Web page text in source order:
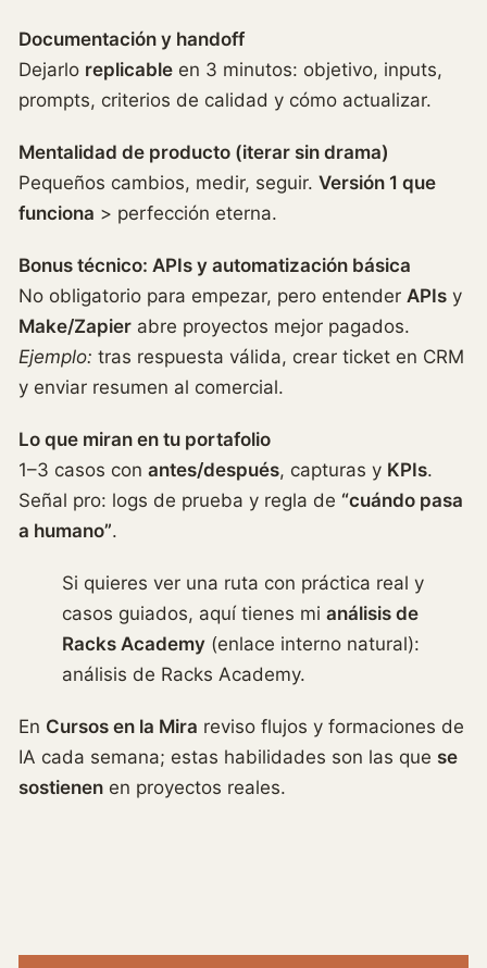
Documentación y handoff
Dejarlo replicable en 3 minutos: objetivo, inputs,
prompts, criterios de calidad y cómo actualizar.
Mentalidad de producto (iterar sin drama)
Pequeños cambios, medir, seguir. Versión 1 que
funciona > perfección eterna.
Bonus técnico: APIs y automatización básica
No obligatorio para empezar, pero entender APIs y
Make/Zapier abre proyectos mejor pagados.
Ejemplo: tras respuesta válida, crear ticket en CRM
y enviar resumen al comercial.
Lo que miran en tu portafolio
1–3 casos con antes/después, capturas y KPIs.
Señal pro: logs de prueba y regla de “cuándo pasa
a humano”.
Si quieres ver una ruta con práctica real y
casos guiados, aquí tienes mi análisis de
Racks Academy (enlace interno natural):
análisis de Racks Academy.
En Cursos en la Mira reviso flujos y formaciones de
IA cada semana; estas habilidades son las que se
sostienen en proyectos reales.